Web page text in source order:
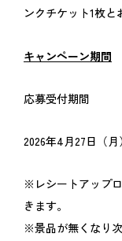
ンクチケット1枚と
キャンペーン期間
応募受付期間
2026年4月27日（
※レシートアップ
きます。
※景品が無くなり